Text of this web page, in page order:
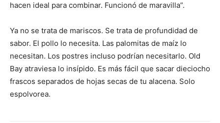
hacen ideal para combinar. Funcionó de maravilla”.
Ya no se trata de mariscos. Se trata de profundidad de
sabor. El pollo lo necesita. Las palomitas de maíz lo
necesitan. Los postres incluso podrían necesitarlo. Old
Bay atraviesa lo insípido. Es más fácil que sacar dieciocho
frascos separados de hojas secas de tu alacena. Solo
espolvorea.